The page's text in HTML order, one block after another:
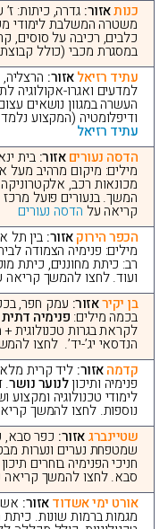
כנותאזור: גדרה, כיתות:
משטרה המשלבת לימודי
במסגרת מכבי (כולל
עתיד רזיאלאזור:
למדעים ואגרו-אקולוגיה
העשרה במגוון נושאים
ודיפלומטיה (המקצוע
עתיד רזיאל
הדסה נעוריםאזור: בית
מילים: מיקום מרהיב מעל
מכונאות רכב, אלקטרוניקה
המשך. בנעורים פועל
קריאה על הדסה נעורים
הכפר הירוקאזור: בין תל
מילים: פנימיה הצמודה
ועוד. לחצו להמשך
בן יקיראזור: עמק חפר,
בכמה מילים: פנימיה דתית
לקראת בגרות טכנולוגית
הנדסאי יג’-יד’. לחצו
קדמהאזור: ליד קרית
פנימיה ותיכוןלנוער נושר.
לימודי טכנולוגיה
נוספות. לחצו להמשך
שטיינברגאזור: כפר סבא,
שמטפחת נערים ונערות
חניכי הפנימיה בוחרים
סבא. לחצו להמשך קריאה
אורט ימי אשדודאזור:
מגמות ברמות שונות. כיתת